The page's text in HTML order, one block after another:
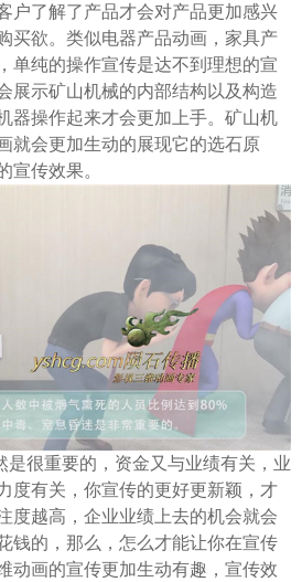
户了解了产品才会对产品更加感兴
买欲。类似电器产品动画，家具产
单纯的操作宣传是达不到理想的宣
展示矿山机械的内部结构以及构造
器操作起来才会更加上手。矿山机
就会更加生动的展现它的选石原
宣传效果。
是很重要的，资金又与业绩有关，业
度有关，你宣传的更好更新颖，才
度越高，企业业绩上去的机会就会
钱的，那么，怎么才能让你在宣传
动画的宣传更加生动有趣，宣传效